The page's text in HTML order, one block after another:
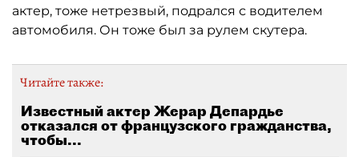
актер, тоже нетрезвый, подрался с водителем
автомобиля. Он тоже был за рулем скутера.
Читайте также:
Известный актер Жерар Депардье
отказался от французского гражданства,
чтобы...